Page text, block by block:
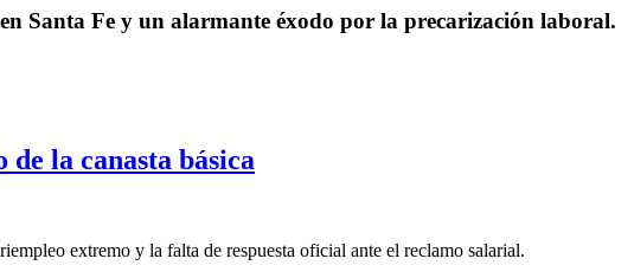
Santa Fe y un alarmante éxodo por la precarización laboral.
la canasta básica
extremo y la falta de respuesta oficial ante el reclamo salarial.